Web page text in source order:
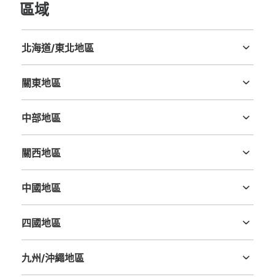
區域
北海道/東北地區
關東地區
中部地區
關西地區
中國地區
四國地區
九州/沖繩地區